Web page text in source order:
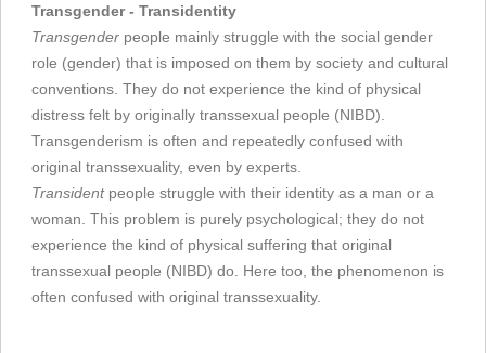
Transgender - Transidentity
Transgender people mainly struggle with the social gender
role (gender) that is imposed on them by society and cultural
conventions. They do not experience the kind of physical
distress felt by originally transsexual people (NIBD).
Transgenderism is often and repeatedly confused with
original transsexuality, even by experts.
Transidentpeople struggle with their identity as a man or a
woman. This problem is purely psychological; they do not
experience the kind of physical suffering that original
transsexual people (NIBD) do. Here too, the phenomenon is
often confused with original transsexuality.